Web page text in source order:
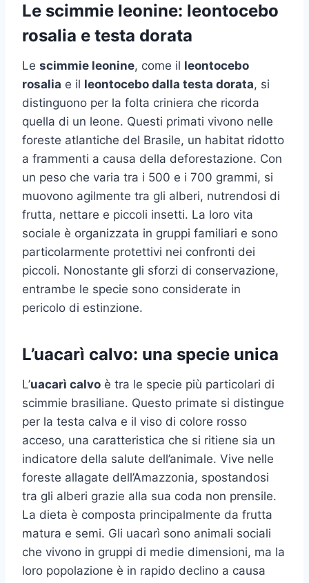
Le scimmie leonine: leontocebo
rosalia e testa dorata
Le scimmie leonine, come il leontocebo
rosalia e il leontocebo dalla testa dorata, si
distinguono per la folta criniera che ricorda
quella di un leone. Questi primati vivono nelle
foreste atlantiche del Brasile, un habitat ridotto
a frammenti a causa della deforestazione. Con
un peso che varia tra i 500 e i 700 grammi, si
muovono agilmente tra gli alberi, nutrendosi di
frutta, nettare e piccoli insetti. La loro vita
sociale è organizzata in gruppi familiari e sono
particolarmente protettivi nei confronti dei
piccoli. Nonostante gli sforzi di conservazione,
entrambe le specie sono considerate in
pericolo di estinzione.
L’uacarì calvo: una specie unica
L’uacarì calvo è tra le specie più particolari di
scimmie brasiliane. Questo primate si distingue
per la testa calva e il viso di colore rosso
acceso, una caratteristica che si ritiene sia un
indicatore della salute dell’animale. Vive nelle
foreste allagate dell’Amazzonia, spostandosi
tra gli alberi grazie alla sua coda non prensile.
La dieta è composta principalmente da frutta
matura e semi. Gli uacarì sono animali sociali
che vivono in gruppi di medie dimensioni, ma la
loro popolazione è in rapido declino a causa